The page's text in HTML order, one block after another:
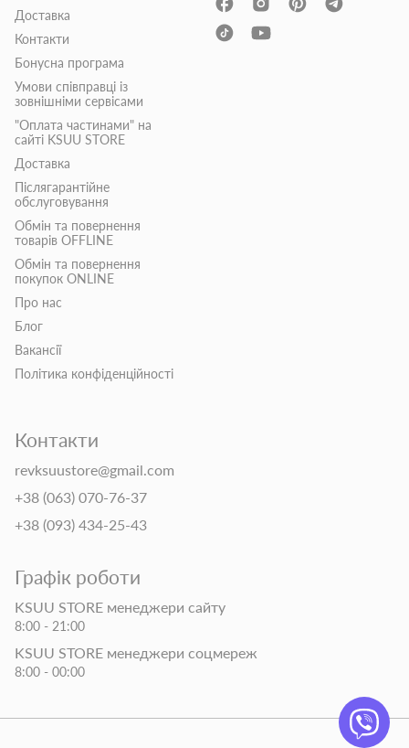
Доставка
Контакти
Бонусна програма
Умови співправці із
зовнішніми сервісами
"Оплата частинами" на
сайті KSUU STORE
Доставка
Післягарантійне
обслуговування
Обмін та повернення
товарів OFFLINE
Обмін та повернення
покупок ONLINE
Про нас
Блог
Вакансії
Політика конфіденційності
Контакти
revksuustore@gmail.com
+38 (063) 070-76-37
+38 (093) 434-25-43
Графік роботи
KSUU STORE менеджери сайту
8:00 - 21:00
KSUU STORE менеджери соцмереж
8:00 - 00:00